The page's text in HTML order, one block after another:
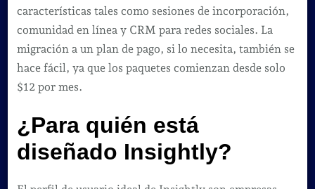
características tales como sesiones de incorporación,
comunidad en línea y CRM para redes sociales. La
migración a un plan de pago, si lo necesita, también se
hace fácil, ya que los paquetes comienzan desde solo
$12 por mes.
¿Para quién está
diseñado Insightly?